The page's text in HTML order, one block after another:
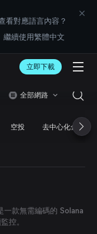
看對應語言內容？
繼續使用繁體中文
立即下載
全部網路
空投 去中心化金融
款無需編碼的 Solana
控。